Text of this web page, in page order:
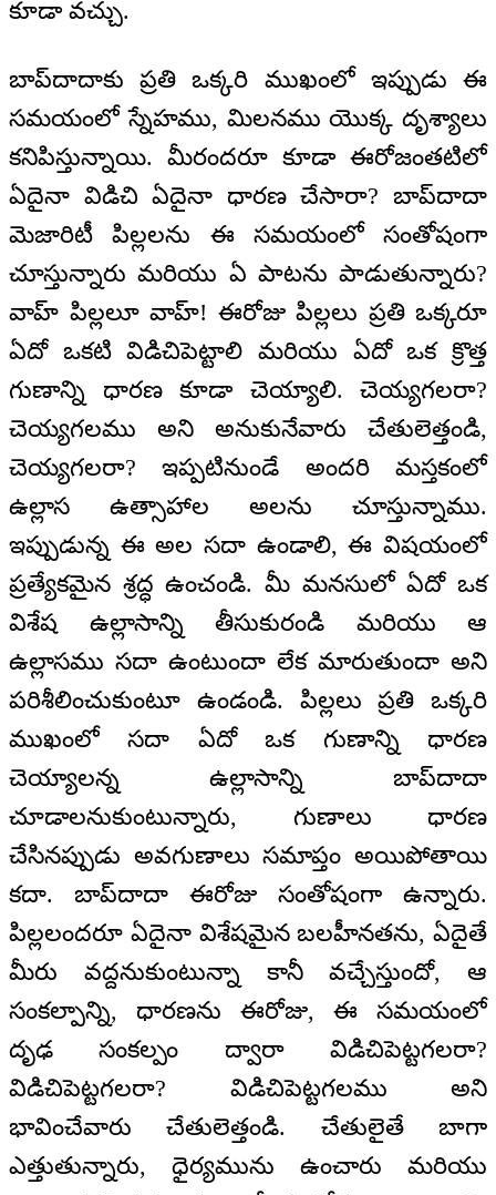
కూడా వచ్చు.
బాప్‌దాదాకు ప్రతి ఒక్కరి ముఖంలో ఇప్పుడు ఈ
సమయంలో స్నేహము, మిలనము యొక్క దృశ్యాలు
కనిపిస్తున్నాయి. మీరందరూ కూడా ఈరోజంతటిలో
ఏదైనా విడిచి ఏదైనా ధారణ చేసారా? బాప్‌దాదా
మెజారిటీ పిల్లలను ఈ సమయంలో సంతోషంగా
చూస్తున్నారు మరియు ఏ పాటను పాడుతున్నారు?
వాహ్ పిల్లలూ వాహ్! ఈరోజు పిల్లలు ప్రతి ఒక్కరూ
ఏదో ఒకటి విడిచిపెట్టాలి మరియు ఏదో ఒక క్రొత్త
గుణాన్ని ధారణ కూడా చెయ్యాలి. చెయ్యగలరా?
చెయ్యగలము అని అనుకునేవారు చేతులెత్తండి,
చెయ్యగలరా? ఇప్పటినుండే అందరి మస్తకంలో
ఉల్లాస ఉత్సాహాల అలను చూస్తున్నాము.
ఇప్పుడున్న ఈ అల సదా ఉండాలి, ఈ విషయంలో
ప్రత్యేకమైన శ్రద్ధ ఉంచండి. మీ మనసులో ఏదో ఒక
విశేష ఉల్లాసాన్ని తీసుకురండి మరియు ఆ
ఉల్లాసము సదా ఉంటుందా లేక మారుతుందా అని
పరిశీలించుకుంటూ ఉండండి. పిల్లలు ప్రతి ఒక్కరి
ముఖంలో సదా ఏదో ఒక గుణాన్ని ధారణ
చెయ్యాలన్న ఉల్లాసాన్ని బాప్‌దాదా
చూడాలనుకుంటున్నారు, గుణాలు ధారణ
చేసినప్పుడు అవగుణాలు సమాప్తం అయిపోతాయి
కదా. బాప్‌దాదా ఈరోజు సంతోషంగా ఉన్నారు.
పిల్లలందరూ ఏదైనా విశేషమైన బలహీనతను, ఏదైతే
మీరు వద్దనుకుంటున్నా కానీ వచ్చేస్తుందో, ఆ
సంకల్పాన్ని, ధారణను ఈరోజు, ఈ సమయంలో
దృఢ సంకల్పం ద్వారా విడిచిపెట్టగలరా?
విడిచిపెట్టగలరా? విడిచిపెట్టగలము అని
భావించేవారు చేతులెత్తండి. చేతులైతే బాగా
ఎత్తుతున్నారు, ధైర్యమును ఉంచారు మరియు